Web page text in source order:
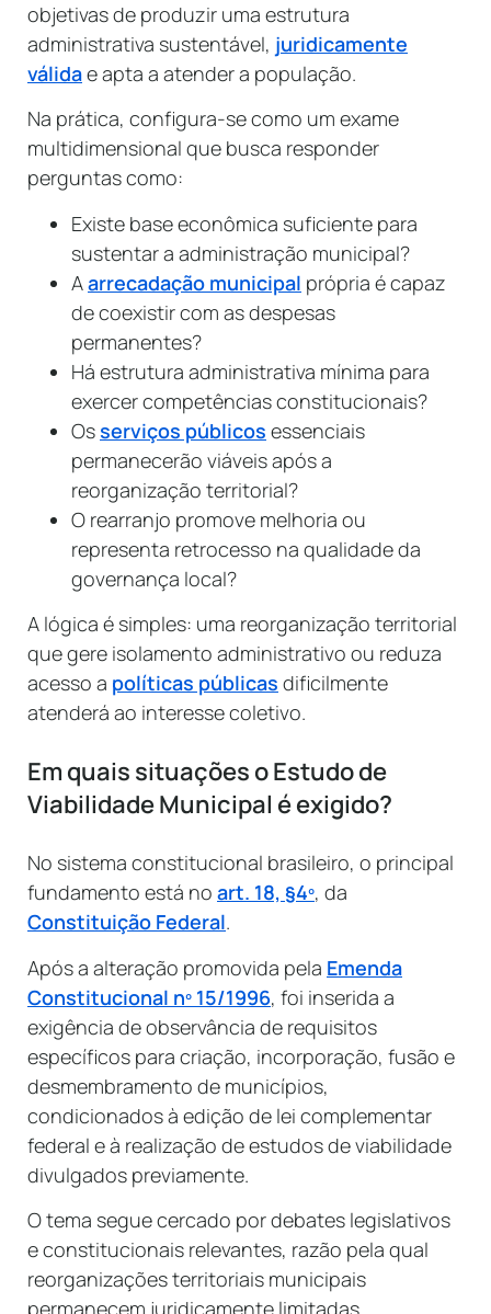
objetivas de produzir uma estrutura
administrativa sustentável, juridicamente
válidae apta a atender a população.
Na prática, configura-se como um exame
multidimensional que busca responder
perguntas como:
Existe base econômica suficiente para
sustentar a administração municipal?
Aarrecadação municipal própria é capaz
de coexistir com as despesas
permanentes?
Há estrutura administrativa mínima para
exercer competências constitucionais?
Osserviços públicos essenciais
permanecerão viáveis após a
reorganização territorial?
O rearranjo promove melhoria ou
representa retrocesso na qualidade da
governança local?
A lógica é simples: uma reorganização territorial
que gere isolamento administrativo ou reduza
acesso a políticas públicas dificilmente
atenderá ao interesse coletivo.
Em quais situações o Estudo de
Viabilidade Municipal é exigido?
No sistema constitucional brasileiro, o principal
fundamento está no art. 18, §4º, da
Constituição Federal.
Após a alteração promovida pela Emenda
Constitucional nº 15/1996, foi inserida a
exigência de observância de requisitos
específicos para criação, incorporação, fusão e
desmembramento de municípios,
condicionados à edição de lei complementar
federal e à realização de estudos de viabilidade
divulgados previamente.
O tema segue cercado por debates legislativos
e constitucionais relevantes, razão pela qual
reorganizações territoriais municipais
permanecem juridicamente limitadas.